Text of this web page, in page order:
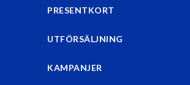
PRESENTKORT
UTFÖRSÄLJNING
KAMPANJER